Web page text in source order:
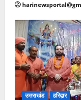
उत्तराखंड हरिद्वार